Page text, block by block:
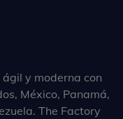
y moderna con
México, Panamá,
The Factory